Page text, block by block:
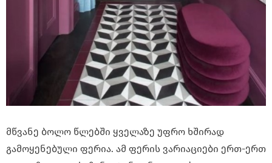
მწვანე ბოლო წლებში ყველაზე უფრო ხშირად
გამოყენებული ფერია. ამ ფერის ვარიაციები ერთ-ერთ